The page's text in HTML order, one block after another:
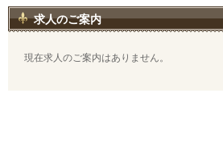
求人のご案内
現在求人のご案内はありません。